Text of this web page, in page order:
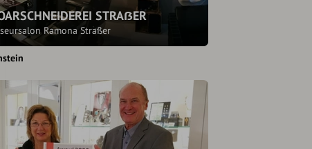
STRAẞER
Ramona Straßer